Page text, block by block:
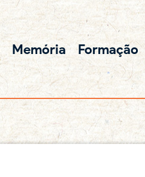
Memória Formação